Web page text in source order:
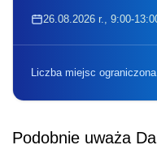
26.08.2026 r., 9:00-
Liczba miejsc ograniczona
Podobnie uważa